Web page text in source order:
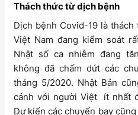
Thách thức từ dịch bệnh
Dịch bệnh Covid-19 là
Việt Nam đang kiểm soát
Nhật số ca nhiễm đang
không đã chấm dứt các
tháng 5/2020. Nhật Bản
cảnh với người Việt ít nhất
Dự kiến các chuyến bay